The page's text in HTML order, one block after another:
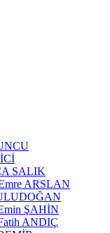
SALIK
ARSLAN
ŞAHİN
ANDIÇ